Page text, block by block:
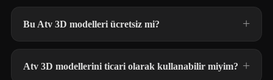
Bu Atv 3D modelleri ücretsiz mi?
Atv 3D modellerini ticari olarak kullanabilir miyim?